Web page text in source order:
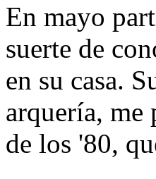
En mayo
suerte de
en su casa.
arquería, me
de los '80,